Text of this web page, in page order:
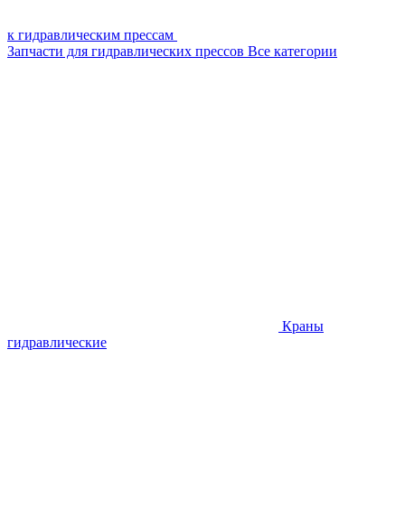
к гидравлическим прессам
Запчасти для гидравлических прессов Все категории
Краны
гидравлические